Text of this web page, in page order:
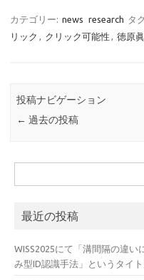
カテゴリー: news research タ
リック , クリック可能性 , 徳原
投稿ナビゲーション
← 過去の投稿
索:
最近の投稿
WISS2025にて「溝間隔の違
み型ID認識手法」というタイ